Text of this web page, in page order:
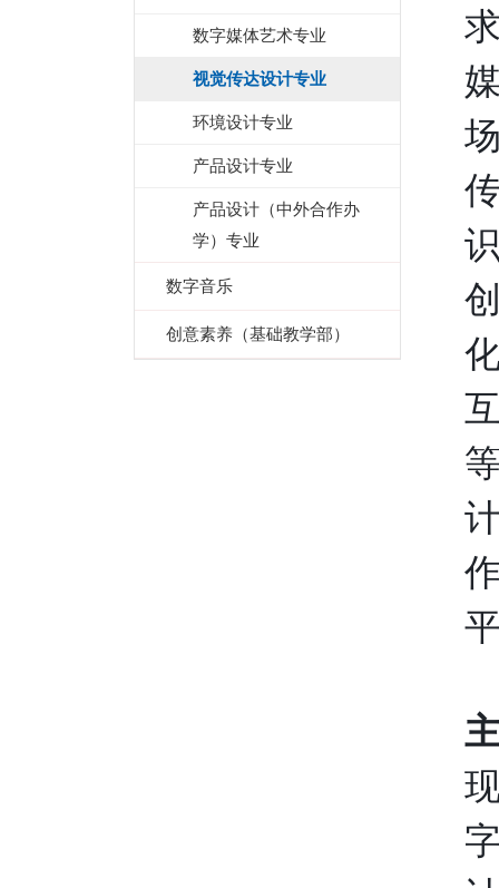
数字媒体艺术专业
视觉传达设计专业
环境设计专业
产品设计专业
产品设计（中外合作办
学）专业
数字音乐
创意素养（基础教学部）